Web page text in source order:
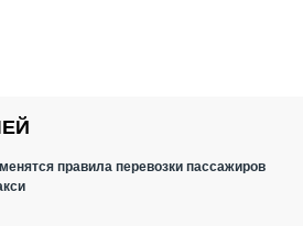
правила перевозки пассажиров